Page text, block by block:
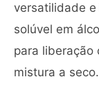
versatilidade e
solúvel em
para liberação
mistura a